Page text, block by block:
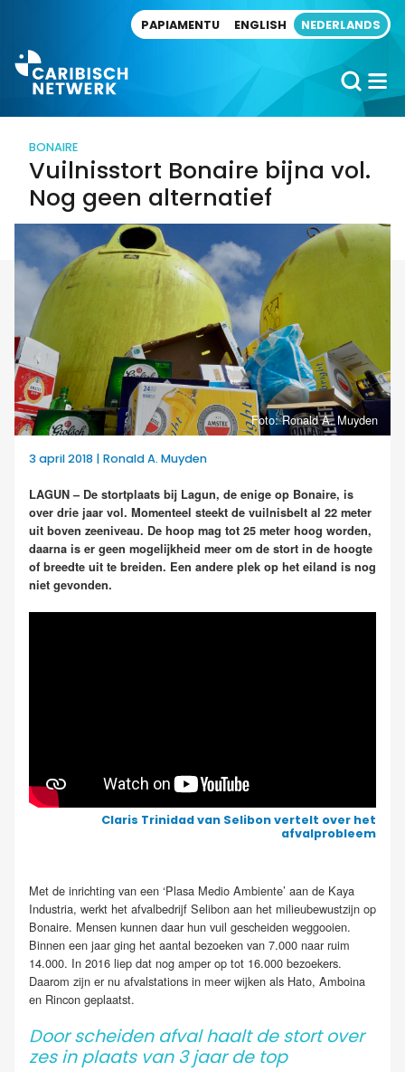
PAPIAMENTU ENGLISH NEDERLANDS
BONAIRE
Vuilnisstort Bonaire bijna vol.
Nog geen alternatief
Foto: Ronald A. Muyden
3 april 2018 | Ronald A. Muyden
LAGUN – De stortplaats bij Lagun, de enige op Bonaire, is
over drie jaar vol. Momenteel steekt de vuilnisbelt al 22 meter
uit boven zeeniveau. De hoop mag tot 25 meter hoog worden,
daarna is er geen mogelijkheid meer om de stort in de hoogte
of breedte uit te breiden. Een andere plek op het eiland is nog
niet gevonden.
Claris Trinidad van Selibon vertelt over het
afvalprobleem
Met de inrichting van een ‘Plasa Medio Ambiente’ aan de Kaya
Industria, werkt het afvalbedrijf Selibon aan het milieubewustzijn op
Bonaire. Mensen kunnen daar hun vuil gescheiden weggooien.
Binnen een jaar ging het aantal bezoeken van 7.000 naar ruim
14.000. In 2016 liep dat nog amper op tot 16.000 bezoekers.
Daarom zijn er nu afvalstations in meer wijken als Hato, Amboina
en Rincon geplaatst.
Door scheiden afval haalt de stort over
zes in plaats van 3 jaar de top